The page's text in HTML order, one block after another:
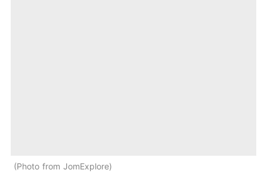
Photo from JomExplore